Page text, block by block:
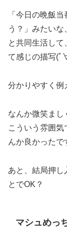
「今日の晩飯
う？」みたいな
と共同生活し
て感じの描写(ﾟ
分かりやすく例
なんか微笑まし
こういう雰囲
んか良かったで
あと、結局押し
とでOK？
マシュめっ